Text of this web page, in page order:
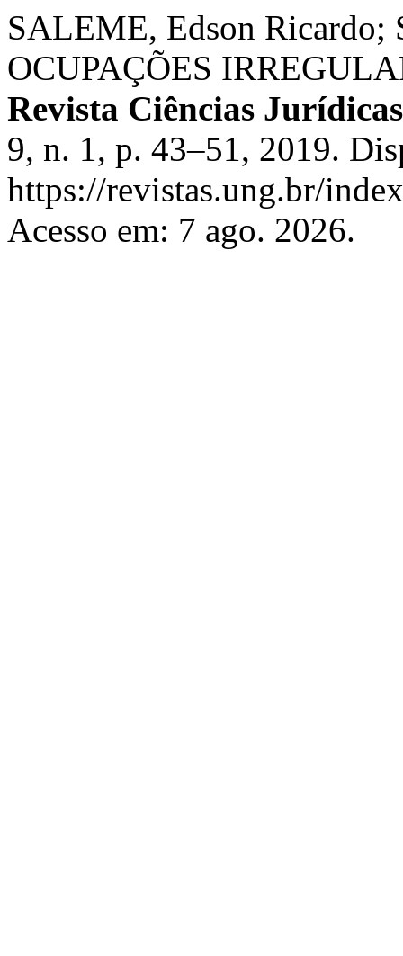
SALEME, Edson Ricardo;
OCUPAÇÕES
Revista Ciências
9, n. 1, p. 43–51, 2019.
https://revistas.ung.br/
Acesso em: 7 ago. 2026.